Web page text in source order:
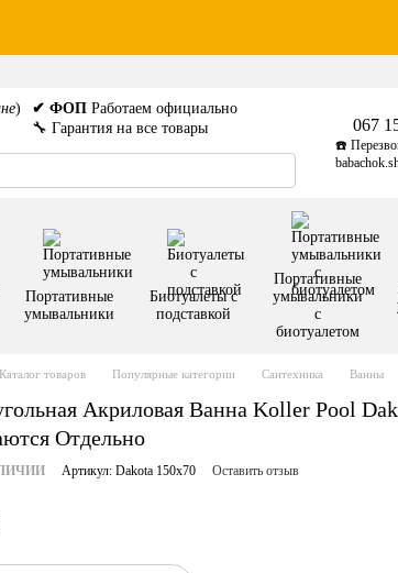
)
✔ ФОП Работаем официально
🔧 Гарантия на все товары
067
☎️
Портативные
умывальники
Биотуалеты с
подставкой
Портативные
умывальники
с
биотуалетом
Каталог товаров Популярные категории Сантехника Ванны
Акриловая Ванна Koller Pool
Отдельно
Артикул: Dakota 150x70 Оставить отзыв